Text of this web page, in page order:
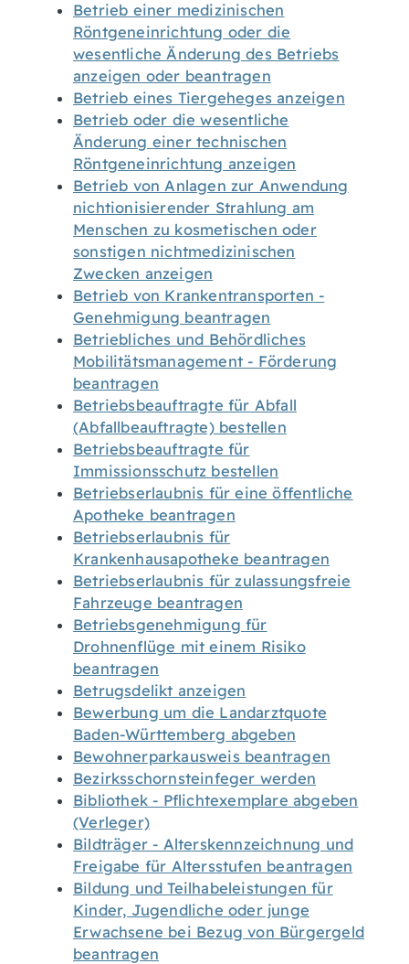
Betrieb einer medizinischen
Röntgeneinrichtung oder die
wesentliche Änderung des Betriebs
anzeigen oder beantragen
Betrieb eines Tiergeheges anzeigen
Betrieb oder die wesentliche
Änderung einer technischen
Röntgeneinrichtung anzeigen
Betrieb von Anlagen zur Anwendung
nichtionisierender Strahlung am
Menschen zu kosmetischen oder
sonstigen nichtmedizinischen
Zwecken anzeigen
Betrieb von Krankentransporten -
Genehmigung beantragen
Betriebliches und Behördliches
Mobilitätsmanagement - Förderung
beantragen
Betriebsbeauftragte für Abfall
(Abfallbeauftragte) bestellen
Betriebsbeauftragte für
Immissionsschutz bestellen
Betriebserlaubnis für eine öffentliche
Apotheke beantragen
Betriebserlaubnis für
Krankenhausapotheke beantragen
Betriebserlaubnis für zulassungsfreie
Fahrzeuge beantragen
Betriebsgenehmigung für
Drohnenflüge mit einem Risiko
beantragen
Betrugsdelikt anzeigen
Bewerbung um die Landarztquote
Baden-Württemberg abgeben
Bewohnerparkausweis beantragen
Bezirksschornsteinfeger werden
Bibliothek - Pflichtexemplare abgeben
(Verleger)
Bildträger - Alterskennzeichnung und
Freigabe für Altersstufen beantragen
Bildung und Teilhabeleistungen für
Kinder, Jugendliche oder junge
Erwachsene bei Bezug von Bürgergeld
beantragen